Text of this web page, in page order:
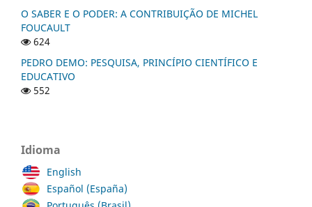
O SABER E O PODER: A CONTRIBUIÇÃO DE MICHEL
FOUCAULT
624
PEDRO DEMO: PESQUISA, PRINCÍPIO CIENTÍFICO E
EDUCATIVO
552
Idioma
English
Español (España)